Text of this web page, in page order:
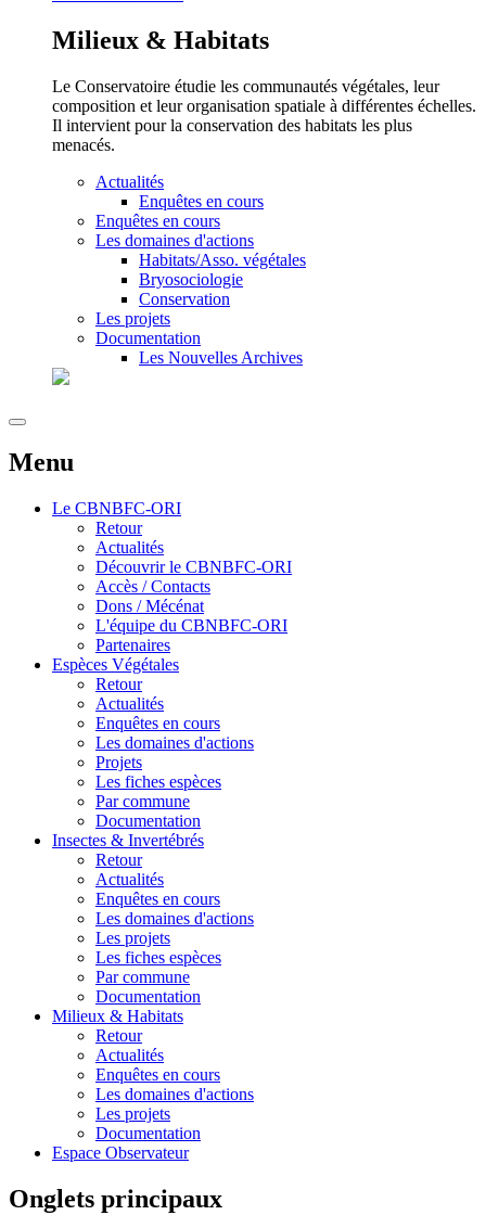
Milieux & Habitats
Le Conservatoire étudie les communautés végétales, leur
composition et leur organisation spatiale à différentes échelles.
Il intervient pour la conservation des habitats les plus
menacés.
Actualités
Enquêtes en cours
Enquêtes en cours
Les domaines d'actions
Habitats/Asso. végétales
Bryosociologie
Conservation
Les projets
Documentation
Les Nouvelles Archives
Menu
Le CBNBFC-ORI
Retour
Actualités
Découvrir le CBNBFC-ORI
Accès / Contacts
Dons / Mécénat
L'équipe du CBNBFC-ORI
Partenaires
Espèces Végétales
Retour
Actualités
Enquêtes en cours
Les domaines d'actions
Projets
Les fiches espèces
Par commune
Documentation
Insectes & Invertébrés
Retour
Actualités
Enquêtes en cours
Les domaines d'actions
Les projets
Les fiches espèces
Par commune
Documentation
Milieux & Habitats
Retour
Actualités
Enquêtes en cours
Les domaines d'actions
Les projets
Documentation
Espace Observateur
Onglets principaux